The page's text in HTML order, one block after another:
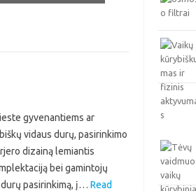
gyvenantiems ar
vidaus durų, pasirinkimo
dizainą lemiantis
bei gamintojų
durų pasirinkimą, į… Read